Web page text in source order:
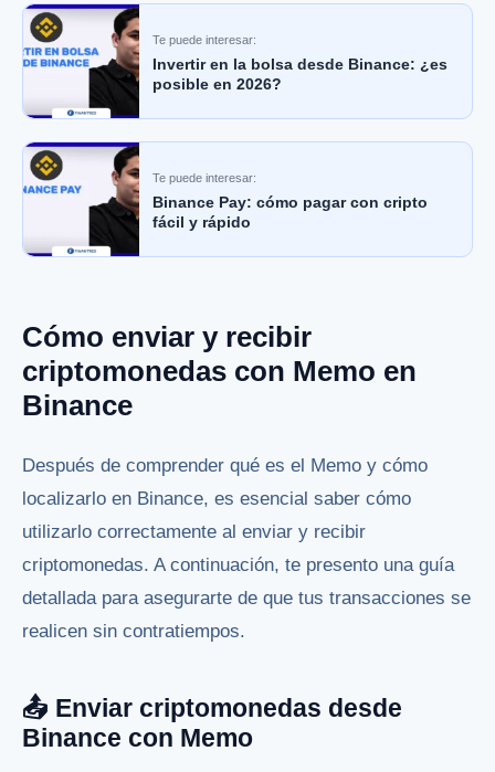
Te puede interesar:
Invertir en la bolsa desde Binance: ¿es
posible en 2026?
Te puede interesar:
Binance Pay: cómo pagar con cripto
fácil y rápido
Cómo enviar y recibir
criptomonedas con Memo en
Binance
Después de comprender qué es el Memo y cómo
localizarlo en Binance, es esencial saber cómo
utilizarlo correctamente al enviar y recibir
criptomonedas. A continuación, te presento una guía
detallada para asegurarte de que tus transacciones se
realicen sin contratiempos.
📤 Enviar criptomonedas desde
Binance con Memo